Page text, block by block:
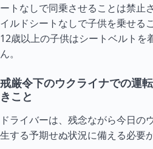
ートなしで同乗させることは禁止
イルドシートなしで子供を乗せる
12歳以上の子供はシートベルトを
ん。
戒厳令下のウクライナでの運
きこと
ドライバーは、残念ながら今日の
生する予期せぬ状況に備える必要